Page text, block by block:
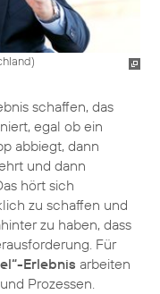
)
schaffen, das
egal ob ein
abbiegt, dann
und dann
hört sich
zu schaffen und
zu haben, dass
Für
Erlebnis arbeiten
Prozessen.